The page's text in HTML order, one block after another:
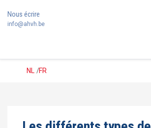
Nous écrire
info@ahvh.be
NL FR
/